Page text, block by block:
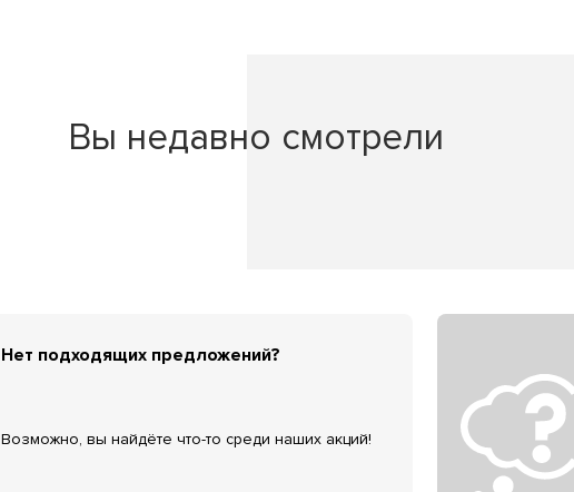
Вы недавно смотрели
Нет подходящих предложений?
Возможно, вы найдёте что-то среди наших акций!